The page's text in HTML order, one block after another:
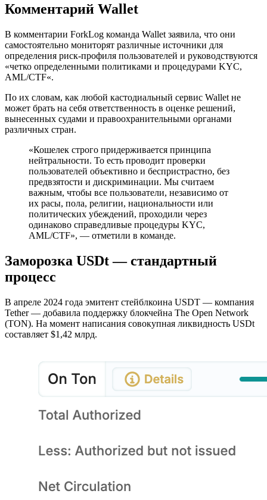
Комментарий Wallet
В комментарии ForkLog команда Wallet заявила, что они
самостоятельно мониторят различные источники для
определения риск-профиля пользователей и руководствуются
«четко определенными политиками и процедурами KYC,
AML/CTF«.
По их словам, как любой кастодиальный сервис Wallet не
может брать на себя ответственность в оценке решений,
вынесенных судами и правоохранительными органами
различных стран.
«Кошелек строго придерживается принципа
нейтральности. То есть проводит проверки
пользователей объективно и беспристрастно, без
предвзятости и дискриминации. Мы считаем
важным, чтобы все пользователи, независимо от
их расы, пола, религии, национальности или
политических убеждений, проходили через
одинаково справедливые процедуры KYC,
AML/CTF», — отметили в команде.
Заморозка USDt — стандартный
процесс
В апреле 2024 года эмитент стейблкоина USDT — компания
Tether — добавила поддержку блокчейна The Open Network
(TON). На момент написания совокупная ликвидность USDt
составляет $1,42 млрд.